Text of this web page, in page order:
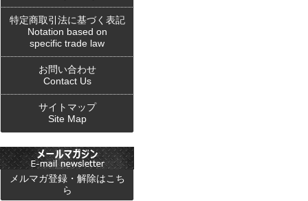
特定商取引法に基づく表記
Notation based on
specific trade law
お問い合わせ
Contact Us
サイトマップ
Site Map
メルマガ登録・解除はこち
ら